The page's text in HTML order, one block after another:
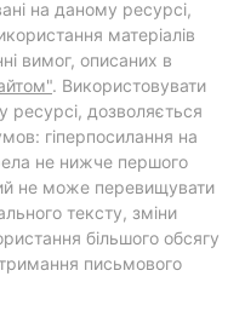
на даному ресурсі,
матеріалів
вимог, описаних в
. Використовувати
дозволяється
гіперпосилання на
не нижче першого
не може перевищувати
тексту, зміни
більшого обсягу
письмового